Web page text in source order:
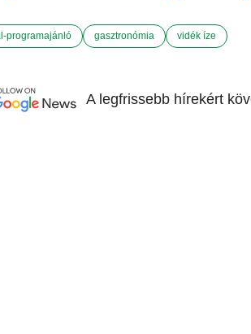
programajánló gasztronómia vidék íze
A legfrissebb hírekért